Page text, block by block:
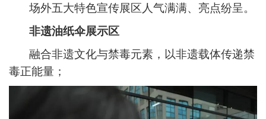
场外五大特色宣传展区人气满满、亮点纷呈。
非遗油纸伞展示区
融合非遗文化与禁毒元素，以非遗载体传递禁
毒正能量；